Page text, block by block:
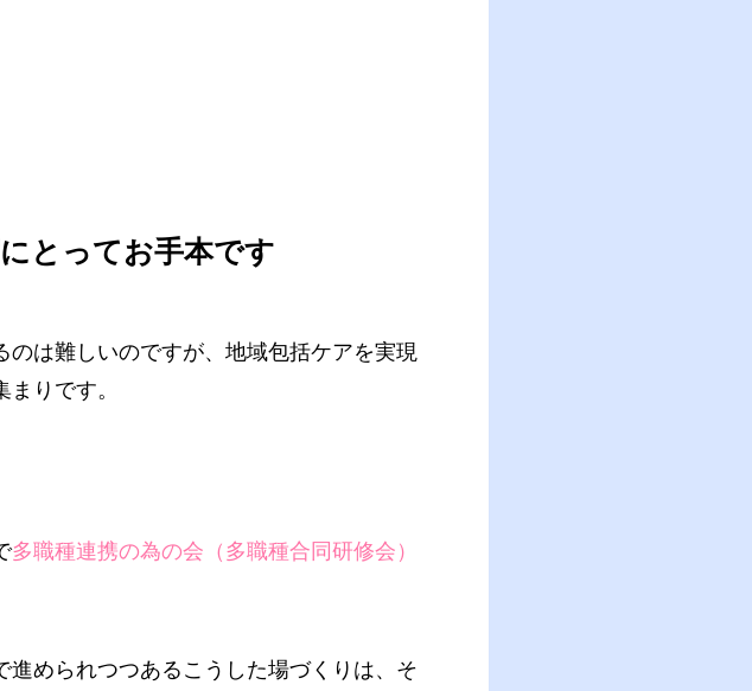
とってお手本です
のは難しいのですが、地域包括ケアを実現
りです。
多職種連携の為の会（多職種合同研修会）
められつつあるこうした場づくりは、そ